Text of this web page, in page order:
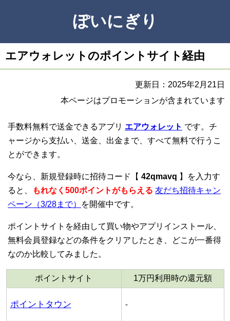
ぽいにぎり
エアウォレットのポイントサイト経由
更新日：2025年2月21日
本ページはプロモーションが含まれています
手数料無料で送金できるアプリ エアウォレット です。チ
ャージから支払い、送金、出金まで、すべて無料で行うこ
とができます。
今なら、新規登録時に招待コード【 42qmavq 】を入力す
ると、
もれなく500ポイントがもらえる 友だち招待キャン
ペーン（3/28まで）
を開催中です。
ポイントサイトを経由して買い物やアプリインストール、
無料会員登録などの条件をクリアしたとき、どこが一番得
なのか比較してみました。
ポイントサイト 1万円利用時の還元額
ポイントタウン -